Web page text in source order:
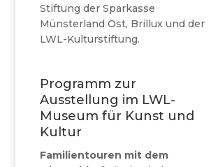
Stiftung der Sparkasse
Münsterland Ost, Brillux und der
LWL-Kulturstiftung.
Programm zur
Ausstellung im LWL-
Museum für Kunst und
Kultur
Familientouren mit dem